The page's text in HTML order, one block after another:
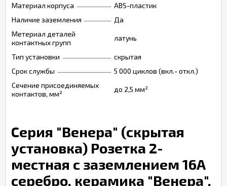
Материал корпуса
ABS-пластик
Наличие заземления
Да
Метериал деталей
контактных групп
латунь
Тип установки
скрытая
Срок службы
5 000 циклов (вкл.- откл.)
Сечение присоединяемых
контактов, мм²
до 2,5 мм²
Серия "Венера" (скрытая
установка) Розетка 2-
местная с заземлением 16А
серебро, керамика "Венера",